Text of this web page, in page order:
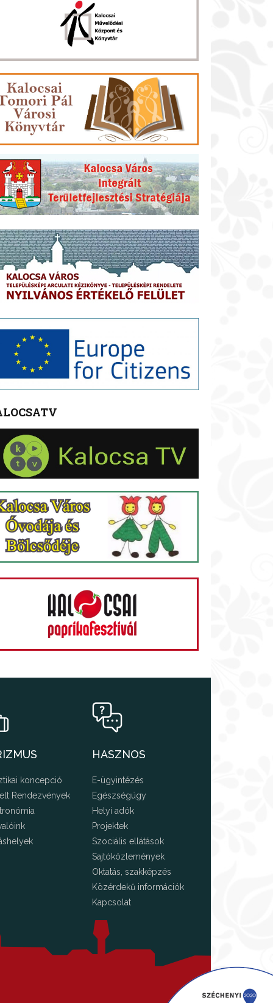
koncepció
Rendezvények
HASZNOS
E-ügyintézés
Egészségügy
Helyi adók
Projektek
Szociális ellátások
Sajtóközlemények
Oktatás, szakképzés
Közérdekű információk
Kapcsolat